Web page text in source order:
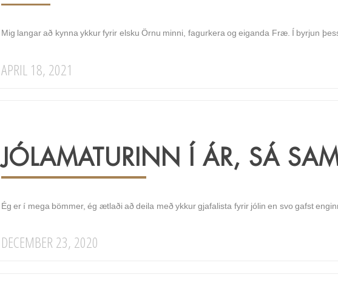
Mig langar að kynna ykkur fyrir elsku Örnu minni, fagurkera og eiganda Fræ. Í byrjun
APRIL 18, 2021
JÓLAMATURINN Í ÁR, SÁ
Ég er í mega bömmer, ég ætlaði að deila með ykkur gjafalista fyrir jólin en svo gafst
DECEMBER 23, 2020